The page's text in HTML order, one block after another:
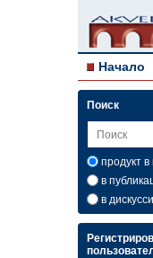
Начало
Поиск
продукт в
в
в